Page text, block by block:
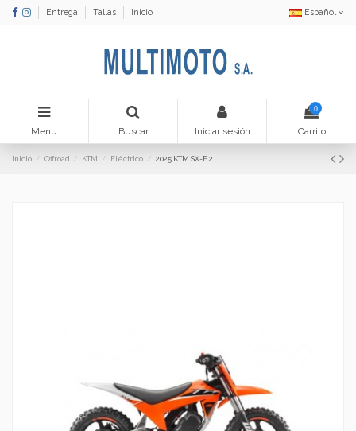
Entrega Tallas Inicio Español
Menu Buscar Iniciar sesión
0
Carrito
Inicio Offroad KTM Eléctrico 2025 KTM SX-E 2